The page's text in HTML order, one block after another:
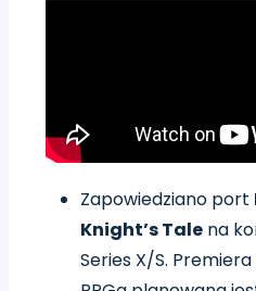
Zapowiedziano port
Knight’s Tale na
Series X/S.